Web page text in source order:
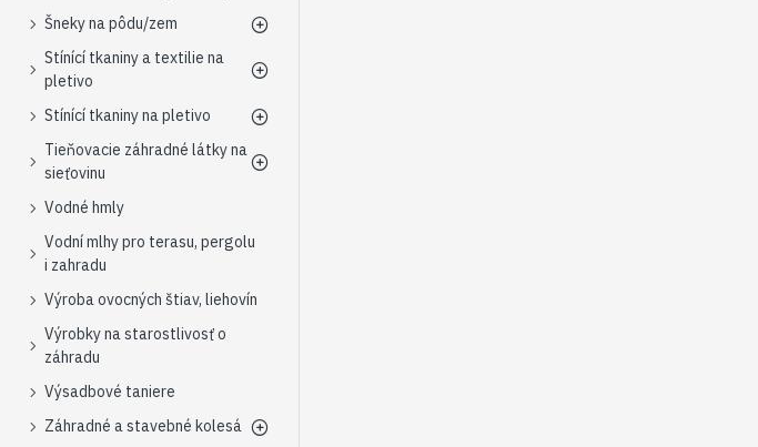
Šneky na pôdu/zem
Stínící tkaniny a textilie na
pletivo
Stínící tkaniny na pletivo
Tieňovacie záhradné látky na
sieťovinu
Vodné hmly
Vodní mlhy pro terasu, pergolu
i zahradu
Výroba ovocných štiav, liehovín
Výrobky na starostlivosť o
záhradu
Výsadbové taniere
Záhradné a stavebné kolesá